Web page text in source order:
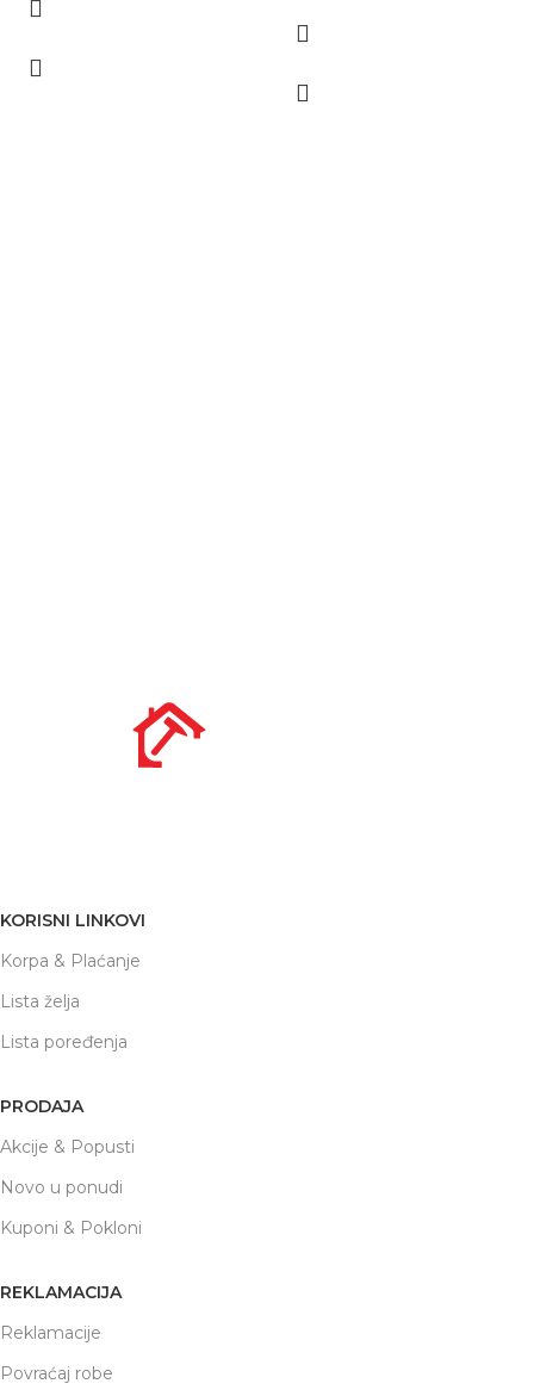
KORISNI LINKOVI
Korpa & Plaćanje
Lista želja
Lista poređenja
PRODAJA
Akcije & Popusti
Novo u ponudi
Kuponi & Pokloni
REKLAMACIJA
Reklamacije
Povraćaj robe